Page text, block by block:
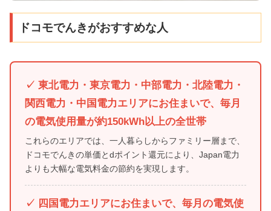
ドコモでんきがおすすめな人
✓ 東北電力・東京電力・中部電力・北陸電力・
関西電力・中国電力エリアにお住まいで、毎月
の電気使用量が約150kWh以上の全世帯
これらのエリアでは、一人暮らしからファミリー層まで、
ドコモでんきの単価とdポイント還元により、Japan電力
よりも大幅な電気料金の節約を実現します。
✓ 四国電力エリアにお住まいで、毎月の電気使